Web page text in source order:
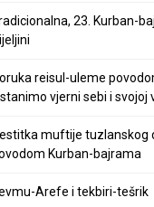
23. Kurban-
reisul-uleme
vjerni sebi i svojoj
muftije tuzlanskog
Kurban-bajrama
Arefe i tekbiri-tešrik